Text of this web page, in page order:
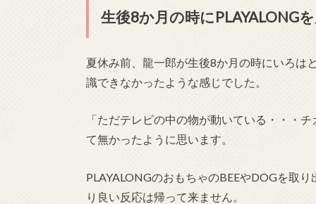
生後8か月の時にPLAYALONG
夏休み前、龍一郎が生後8か月の時にいろは
識できなかったような感じでした。
「ただテレビの中の物が動いている・・・
て無かったように思います。
PLAYALONGのおもちゃのBEEやDOGを取
り良い反応は帰って来ません。